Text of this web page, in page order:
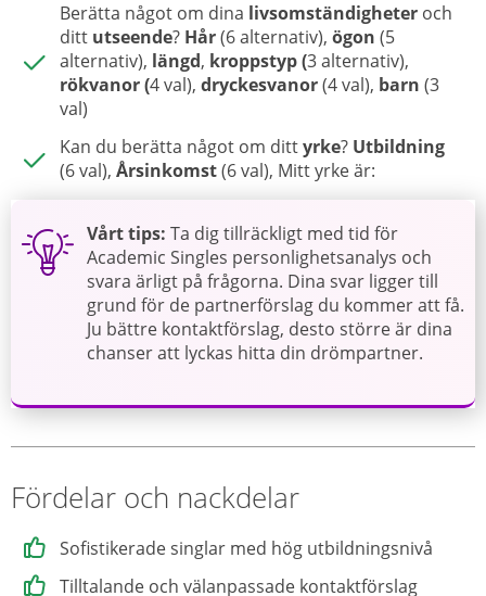
Berätta något om dina livsomständigheter och
ditt utseende? Hår(6 alternativ), ögon (5
alternativ), längd, kroppstyp (3 alternativ),
rökvanor (4 val), dryckesvanor(4 val), barn (3
val)
Kan du berätta något om dittyrke? Utbildning
(6 val), Årsinkomst(6 val), Mitt yrke är:
Vårt tips: Ta dig tillräckligt med tid för
Academic Singles personlighetsanalys och
svara ärligt på frågorna. Dina svar ligger till
grund för de partnerförslag du kommer att få.
Ju bättre kontaktförslag, desto större är dina
chanser att lyckas hitta din drömpartner.
Fördelar och nackdelar
Sofistikerade singlar med hög utbildningsnivå
Tilltalande och välanpassade kontaktförslag